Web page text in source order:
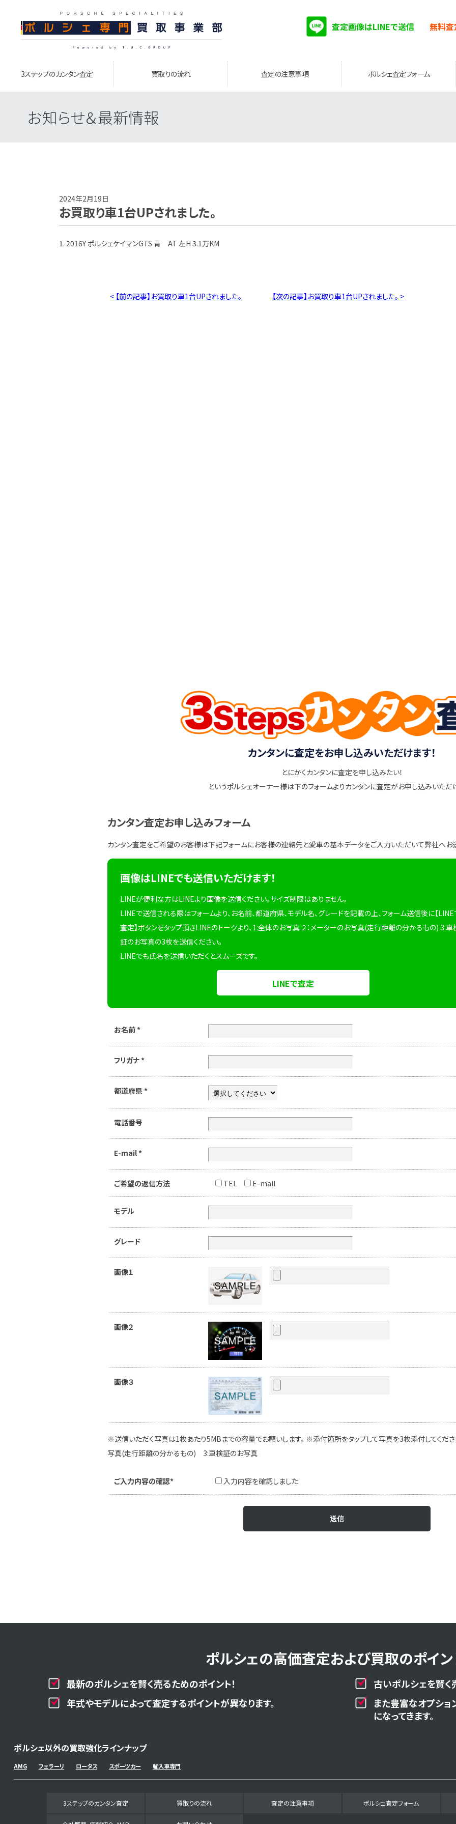
査定画像はLINEで送信 無料査
3ステップのカンタン査定 買取りの流れ 査定の注意事項 ポルシェ査定フォーム
お知らせ＆最新情報
2024年2月19日
お買取り車1台UPされました。
1. 2016Y ポルシェケイマンGTS 青 AT 左H 3.1万KM
< 【前の記事】お買取り車1台UPされました。 【次の記事】お買取り車1台UPされました。 >
カンタンに査定をお申し込みいただけます！
とにかくカンタンに査定を申し込みたい！
というポルシェオーナー様は下のフォームよりカンタンに査定がお申し込みいただ
カンタン査定お申し込みフォーム
カンタン査定をご希望のお客様は下記フォームにお客様の連絡先と愛車の基本データをご入力いただいて弊社へお
画像はLINEでも送信いただけます！
LINEが便利な方はLINEより画像を送信ください。サイズ制限はありません。
LINEで送信される際はフォームより、お名前、都道府県、モデル名、グレードを記載の上、フォーム送信後に【LINE
査定】ボタンをタップ頂きLINEのトークより、1:全体のお写真 ２：メーターのお写真(走行距離の分かるもの) 3:車
証のお写真の3枚を送信ください。
LINEでも氏名を送信いただくとスムーズです。
LINEで査定
お名前 *
フリガナ *
都道府県 *
電話番号
E-mail *
ご希望の返信方法 TEL E-mail
モデル
グレード
画像１
画像２
画像３
※送信いただく写真は1枚あたり5MBまでの容量でお願いします。 ※添付箇所をタップして写真を3枚添付してくだ
写真(走行距離の分かるもの) 3:車検証のお写真
ご入力内容の確認* 入力内容を確認しました
ポルシェの高価査定および買取のポイン
最新のポルシェを賢く売るためのポイント！
古いポルシェを賢く
年式やモデルによって査定するポイントが異なります。
また豊富なオプシ
になってきます。
ポルシェ以外の買取強化ラインナップ
AMG フェラーリ ロータス スポーツカー 輸入車専門
3ステップのカンタン査定 買取りの流れ 査定の注意事項 ポルシェ査定フォーム